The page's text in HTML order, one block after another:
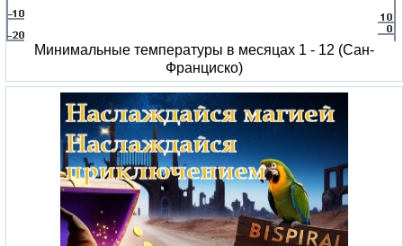
Минимальные температуры в месяцах 1 - 12 (Сан-
Франциско)